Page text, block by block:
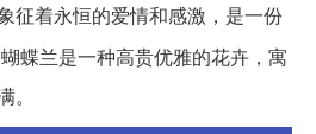
征着永恒的爱情和感激，是一份
蝴蝶兰是一种高贵优雅的花卉，寓